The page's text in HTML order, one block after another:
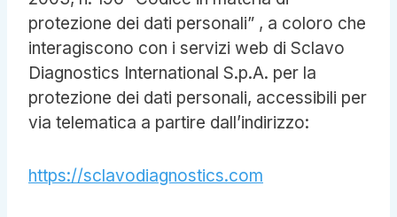
protezione dei dati personali” , a coloro che
interagiscono con i servizi web di Sclavo
Diagnostics International S.p.A. per la
protezione dei dati personali, accessibili per
via telematica a partire dall’indirizzo:
https://sclavodiagnostics.com